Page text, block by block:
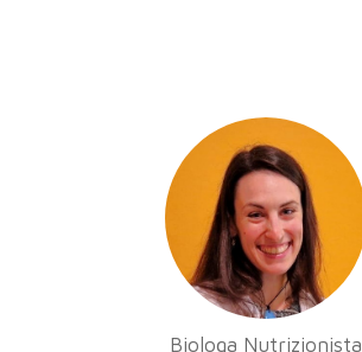
Biologa Nutrizionista